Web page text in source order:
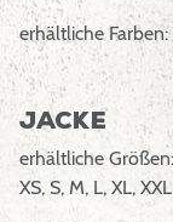
erhältliche Farben:
Jacke
erhältliche Größen:
XS, S, M, L, XL,